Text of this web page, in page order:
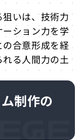
いは、技術力
ション力を学
合意形成を経
る人間力の土
制作の